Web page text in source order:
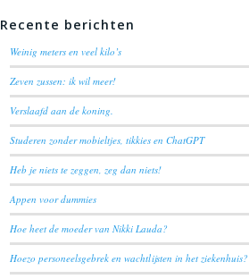
Recente berichten
Weinig meters en veel kilo’s
Zeven zussen: ik wil meer!
Verslaafd aan de koning.
Studeren zonder mobieltjes, tikkies en ChatGPT
Heb je niets te zeggen, zeg dan niets!
Appen voor dummies
Hoe heet de moeder van Nikki Lauda?
Hoezo personeelsgebrek en wachtlijsten in het ziekenhuis?